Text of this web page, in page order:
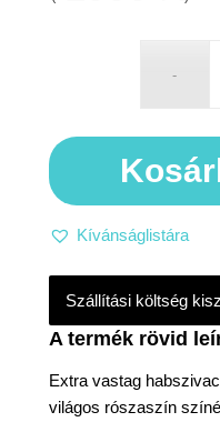
Extra vastag
világos rószaszín
Kívánságlistára
Szállítási költség